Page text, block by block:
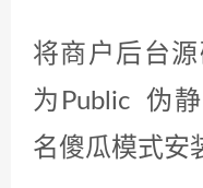
将商户后台
为Public 伪
名傻瓜模式安